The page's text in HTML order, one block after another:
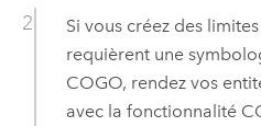
Si vous créez des
requièrent une
COGO, rendez vos
avec la fonctionnalité